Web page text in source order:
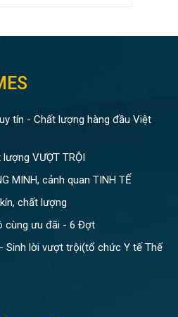
tín - Chất lượng hàng đầu Việt
VƯỢT TRỘI
MINH, cảnh quan TINH TẾ
chất lượng
cùng ưu đãi - 6 Đợt
Sinh lời vượt trội(tổ chức Y tế Thế